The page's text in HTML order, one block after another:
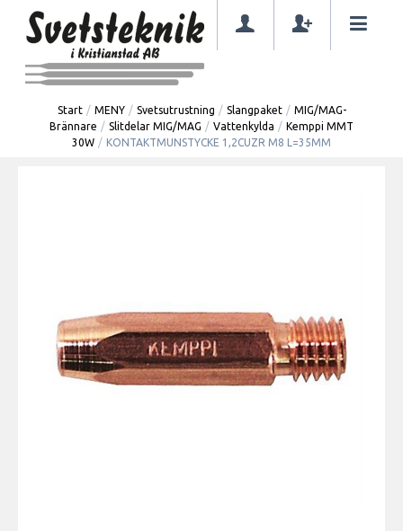
Start / MENY / Svetsutrustning / Slangpaket / MIG/MAG-
Brännare / Slitdelar MIG/MAG / Vattenkylda / Kemppi MMT
30W / KONTAKTMUNSTYCKE 1,2CUZR M8 L=35MM